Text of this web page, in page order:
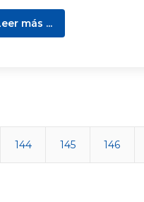
más ...
144 145 146